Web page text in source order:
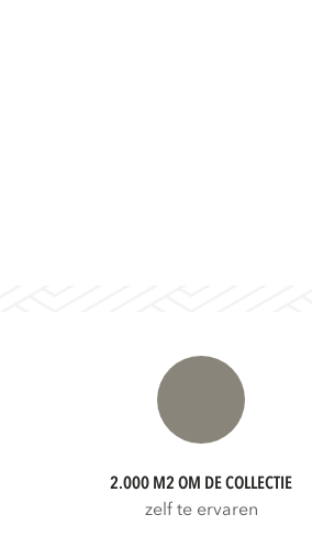
2.000 M2 OM DE COLLECTIE
zelf te ervaren